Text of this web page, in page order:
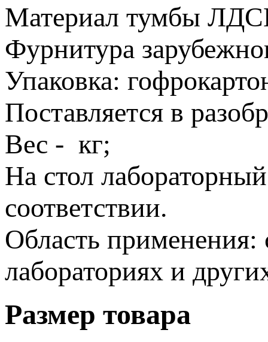
Материал тумбы
Фурнитура
Упаковка:
Поставляется в
Вес - кг;
На стол
соответствии.
Область применения:
лабораториях и
Размер товара